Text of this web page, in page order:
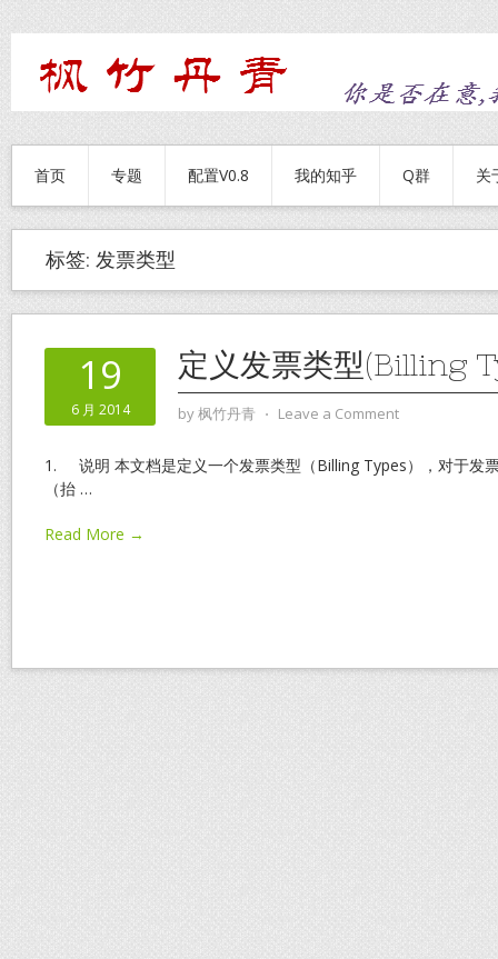
首页 专题 配置V0.8 我的知乎 Q群 关
标签: 发票类型
19
6 月 2014
定义发票类型(Billing
by枫竹丹青 ⋅ Leave a Comment
1. 说明 本文档是定义一个发票类型（Billing Types），对于发
（抬 …
Read More →